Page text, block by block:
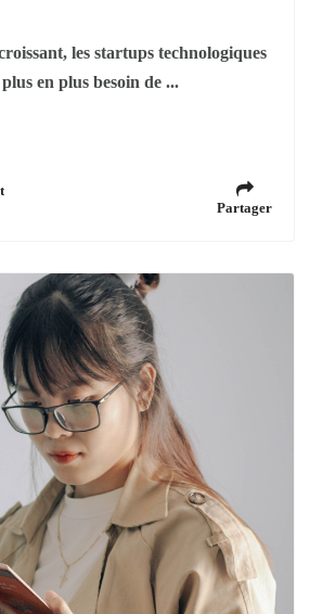
les startups technologiques
en plus besoin de ...
Partager